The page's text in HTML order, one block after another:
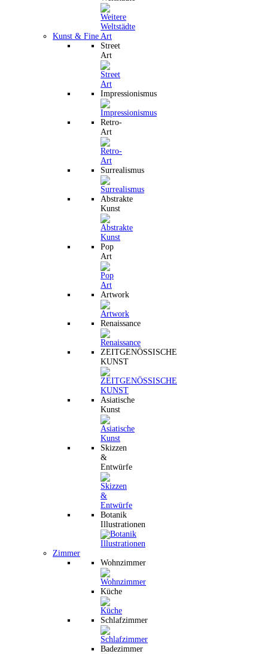
Kunst & Fine Art
Street
Art
Impressionismus
Retro-
Art
Surrealismus
Abstrakte
Kunst
Pop
Art
Artwork
Renaissance
ZEITGENÖSSISCHE
KUNST
Asiatische
Kunst
Skizzen
&
Entwürfe
Botanik
Illustrationen
Zimmer
Wohnzimmer
Küche
Schlafzimmer
Badezimmer